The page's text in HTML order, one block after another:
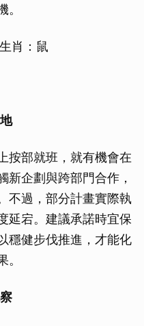
肖：鼠
按部就班，就有機會在
新企劃與跨部門合作，
不過，部分計畫實際執
延宕。建議承諾時宜保
穩健步伐推進，才能化